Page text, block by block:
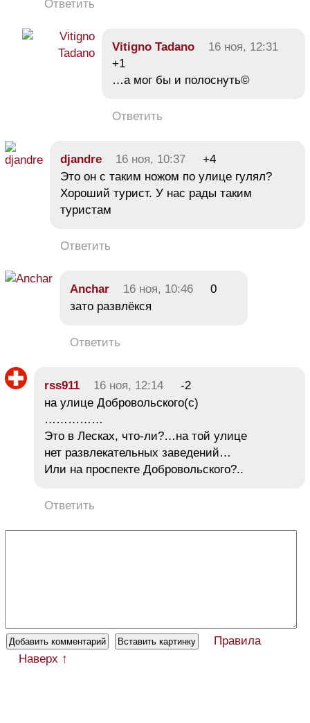
Ответить
Vitigno Tadano
16 ноя, 12:31
+1
…а мог бы и полоснуть©
Ответить
djandre 16 ноя, 10:37
+4
Это он с таким ножом по улице гулял?
Хороший турист. У нас рады таким
туристам
Ответить
Anchar 16 ноя, 10:46
0
зато развлёкся
Ответить
rss911 16 ноя, 12:14
-2
на улице Добровольского(с)
……………
Это в Лесках, что-ли?…на той улице
нет развлекательных заведений…
Или на проспекте Добровольского?..
Ответить
Правила
Наверх ↑